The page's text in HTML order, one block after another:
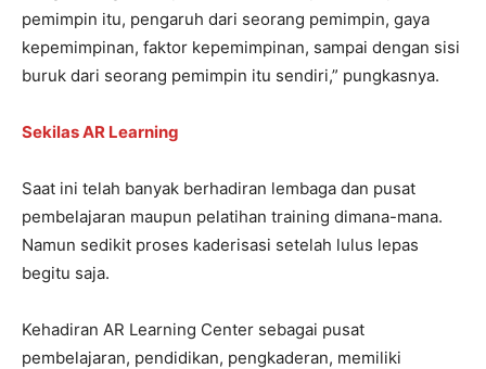
pemimpin itu, pengaruh dari seorang pemimpin, gaya
kepemimpinan, faktor kepemimpinan, sampai dengan sisi
buruk dari seorang pemimpin itu sendiri,” pungkasnya.
Sekilas AR Learning
Saat ini telah banyak berhadiran lembaga dan pusat
pembelajaran maupun pelatihan training dimana-mana.
Namun sedikit proses kaderisasi setelah lulus lepas
begitu saja.
Kehadiran AR Learning Center sebagai pusat
pembelajaran, pendidikan, pengkaderan, memiliki